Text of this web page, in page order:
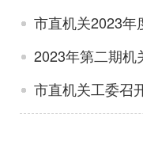
市直机关2023年
2023年第二期机
市直机关工委召